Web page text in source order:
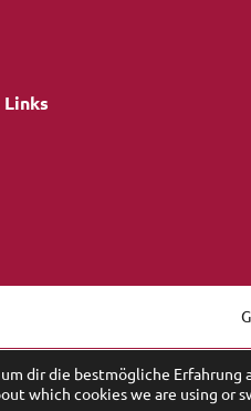
dir die bestmögliche Erfahrung
which cookies we are using or